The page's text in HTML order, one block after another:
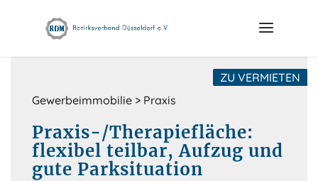
Gewerbeimmobilie > Praxis
ZU VERMIETEN
Praxis-/Therapiefläche:
flexibel teilbar, Aufzug und
gute Parksituation